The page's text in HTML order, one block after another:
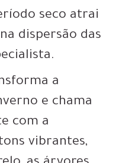
seco atrai
dispersão das
a
e chama
com a
vibrantes,